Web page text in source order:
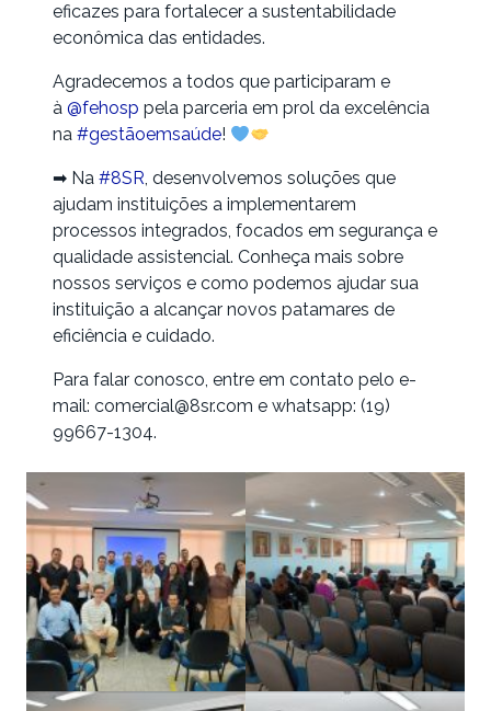
eficazes para fortalecer a sustentabilidade
econômica das entidades.
Agradecemos a todos que participaram e
à @fehosp pela parceria em prol da excelência
na #gestãoemsaúde!
➡ Na #8SR, desenvolvemos soluções que
ajudam instituições a implementarem
processos integrados, focados em segurança e
qualidade assistencial. Conheça mais sobre
nossos serviços e como podemos ajudar sua
instituição a alcançar novos patamares de
eficiência e cuidado.
Para falar conosco, entre em contato pelo e-
mail: comercial@8sr.com e whatsapp: (19)
99667-1304.